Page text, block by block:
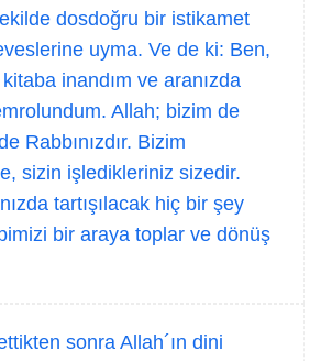
dosdoğru bir istikamet
uyma. Ve de ki: Ben,
inandım ve aranızda
Allah; bizim de
Rabbınızdır. Bizim
sizin işledikleriniz sizedir.
tartışılacak hiç bir şey
bir araya toplar ve dönüş
sonra Allah´ın dini